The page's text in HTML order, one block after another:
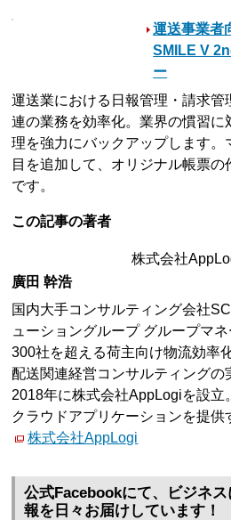
運送事業者
SMILE V
ー
運送業における日報管理・請求管
連の業務を効率化。業界の慣習に
理を強力にバックアップします。
目を追加して、オリジナル帳票
です。
この記事の著者
株式会社
廣田 幹浩
国内大手コンサルティング会社
ューショングループ グループマ
300社を超える荷主向け物流効率
配送関連経営コンサルティングの
2018年に株式会社AppLogiを設立
クラウドアプリケーションを提供
株式会社AppLogi
公式Facebookにて、ビジネ
報を日々お届けしています！